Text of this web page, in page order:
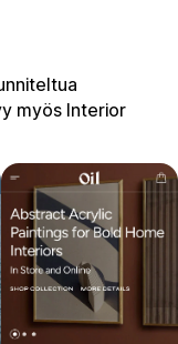
myös Interior